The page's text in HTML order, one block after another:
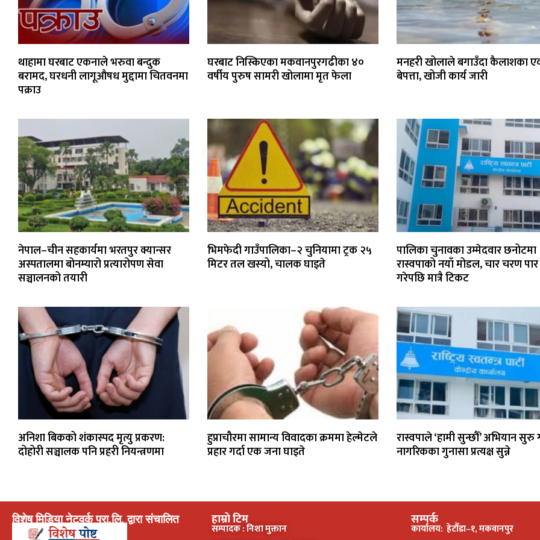
थाहामा घरबाट एकनाले भरुवा बन्दुक
बरामद, घरधनी लागूऔषध मुद्दामा चितवनमा
पक्राउ
घरबाट निस्किएका मकवानपुरगढीका ४०
वर्षीय पुरुष सामरी खोलामा मृत फेला
मनहरी खोलाले बगाउँदा कैलाशका
बेपत्ता, खोजी कार्य जारी
नेपाल–चीन सहकार्यमा भरतपुर क्यान्सर
अस्पतालमा बोनम्यारो प्रत्यारोपण सेवा
सञ्चालनको तयारी
भिमफेदी गाउँपालिका–२ चुनियामा ट्रक २५
मिटर तल खस्यो, चालक घाइते
पालिका चुनावका उम्मेदवार छनोटमा
रास्वपाको नयाँ मोडल, चार चरण पार
गरेपछि मात्रै टिकट
अनिशा बिकको शंकास्पद मृत्यु प्रकरण:
दोहोरी सञ्चालक पनि प्रहरी नियन्त्रणमा
हुप्राचौरमा सामान्य विवादका क्रममा हेल्मेटले
प्रहार गर्दा एक जना घाइते
रास्वपाले ‘हामी सुन्छौँ’ अभियान सुरु
नागरिकका गुनासा प्रत्यक्ष सुन्ने
विशेष मिडिया नेटवर्क प्रा.लि. द्वारा संचालित हाम्रो टिम
सम्पादक : निशा मुक्तान
सम्पर्क
कार्यालय: हेटौँडा–१, मकवानपुर